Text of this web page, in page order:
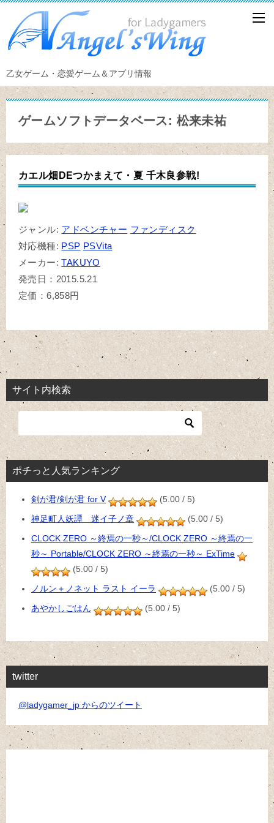
乙女ゲーム・恋愛ゲーム＆アプリ情報
ゲームソフトデータベース: 松来未祐
カエル畑DEつかまえて・夏 千木良参戦!
ジャンル: アドベンチャー ファンディスク
対応機種: PSP PSVita
メーカー:TAKUYO
発売日：2015.5.21
定価：6,858円
サイト内検索
ポチっと人気ランキング
剣が君/剣が君 for V
(5.00 / 5)
神足町人妖譚 迷イ子ノ章
(5.00 / 5)
CLOCK ZERO ～終焉の一秒～/CLOCK ZERO ～終焉の一
秒～ Portable/CLOCK ZERO ～終焉の一秒～ ExTime
(5.00 / 5)
ノルン＋ノネット ラスト イーラ
(5.00 / 5)
あやかしごはん
(5.00 / 5)
twitter
@ladygamer_jp からのツイート